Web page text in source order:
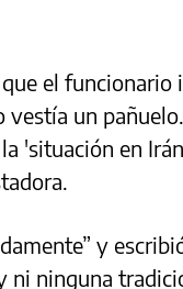
el funcionario
un
'situación en
y
ni ninguna